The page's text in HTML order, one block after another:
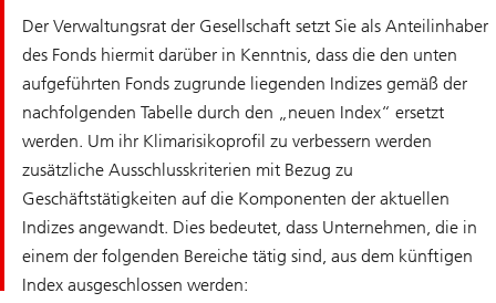
Der Verwaltungsrat der Gesellschaft setzt Sie als Anteilinhaber
des Fonds hiermit darüber in Kenntnis, dass die den unten
aufgeführten Fonds zugrunde liegenden Indizes gemäß der
nachfolgenden Tabelle durch den „neuen Index“ ersetzt
werden. Um ihr Klimarisikoprofil zu verbessern werden
zusätzliche Ausschlusskriterien mit Bezug zu
Geschäftstätigkeiten auf die Komponenten der aktuellen
Indizes angewandt. Dies bedeutet, dass Unternehmen, die in
einem der folgenden Bereiche tätig sind, aus dem künftigen
Index ausgeschlossen werden: